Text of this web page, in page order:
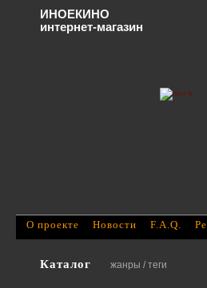
Каталог жанры / теги
О проекте Новости F.A.Q.
ИНОЕКИНО
интернет-магазин